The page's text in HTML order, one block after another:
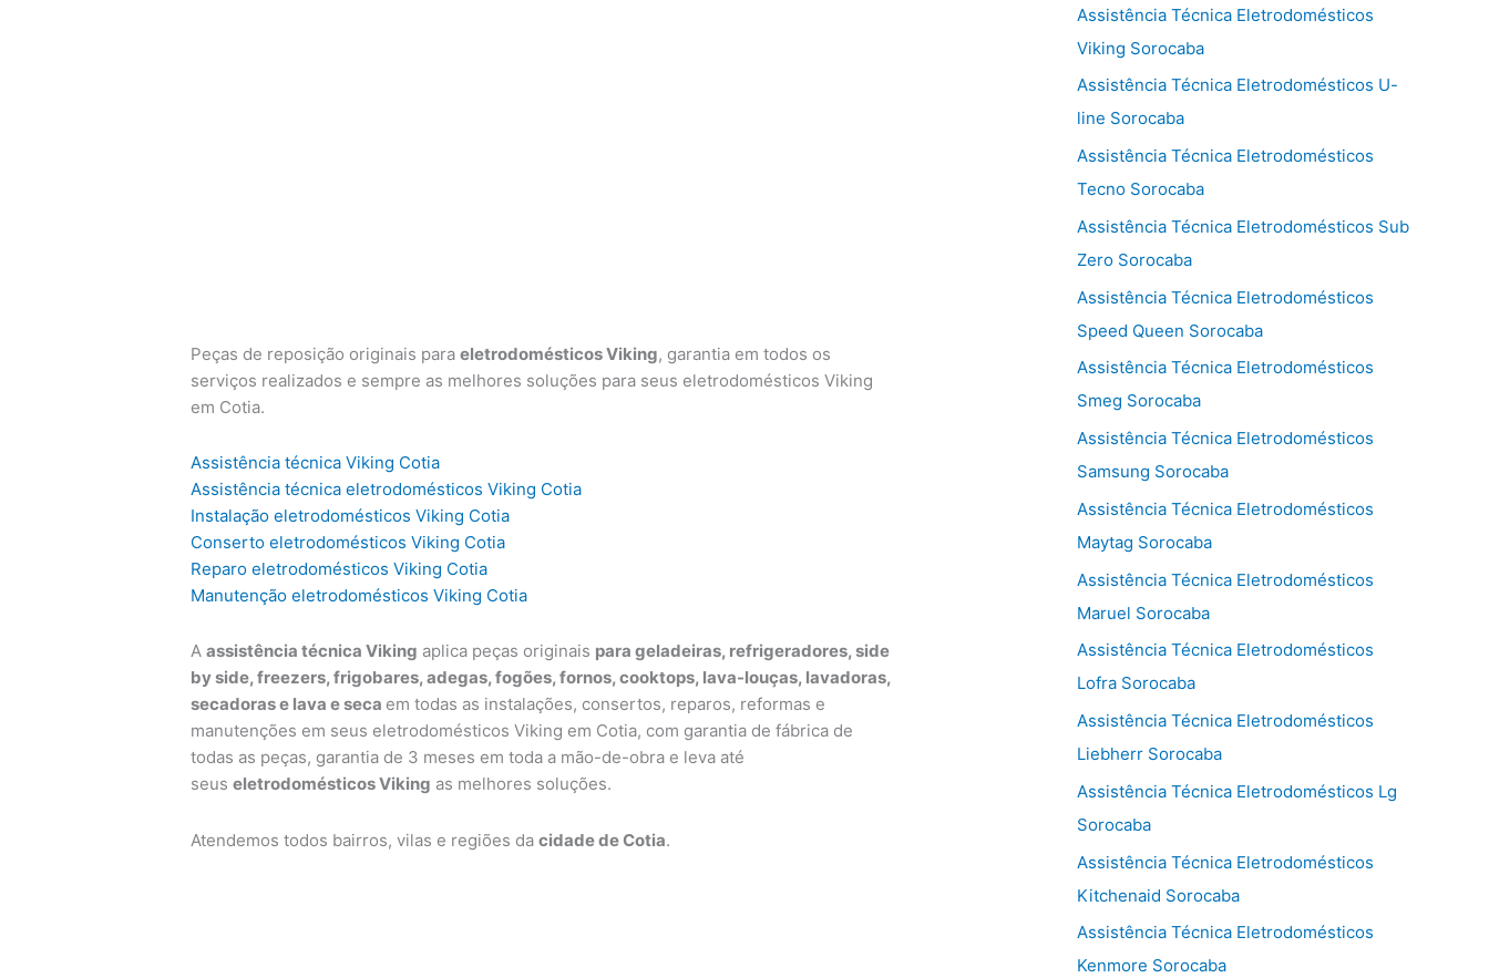
Peças de reposição originais paraeletrodomésticos Viking, garantia em todos os
serviços realizados e sempre as melhores soluções para seus eletrodomésticos Viking
em Cotia.
Assistência técnica Viking Cotia
Assistência técnica eletrodomésticos Viking Cotia
Instalação eletrodomésticos Viking Cotia
Conserto eletrodomésticos Viking Cotia
Reparo eletrodomésticos Viking Cotia
Manutenção eletrodomésticos Viking Cotia
Aassistência técnica Viking aplica peças originais para geladeiras, refrigeradores, side
by side, freezers, frigobares, adegas, fogões, fornos, cooktops, lava-louças, lavadoras,
secadoras e lava e seca em todas as instalações, consertos, reparos, reformas e
manutenções em seus eletrodomésticos Viking em Cotia, com garantia de fábrica de
todas as peças, garantia de 3 meses em toda a mão-de-obra e leva até
seuseletrodomésticos Viking as melhores soluções.
Atendemos todos bairros, vilas e regiões dacidade de Cotia.
Assistência Técnica Eletrodomésticos
Viking Sorocaba
Assistência Técnica Eletrodomésticos U-
line Sorocaba
Assistência Técnica Eletrodomésticos
Tecno Sorocaba
Assistência Técnica Eletrodomésticos Sub
Zero Sorocaba
Assistência Técnica Eletrodomésticos
Speed Queen Sorocaba
Assistência Técnica Eletrodomésticos
Smeg Sorocaba
Assistência Técnica Eletrodomésticos
Samsung Sorocaba
Assistência Técnica Eletrodomésticos
Maytag Sorocaba
Assistência Técnica Eletrodomésticos
Maruel Sorocaba
Assistência Técnica Eletrodomésticos
Lofra Sorocaba
Assistência Técnica Eletrodomésticos
Liebherr Sorocaba
Assistência Técnica Eletrodomésticos Lg
Sorocaba
Assistência Técnica Eletrodomésticos
Kitchenaid Sorocaba
Assistência Técnica Eletrodomésticos
Kenmore Sorocaba